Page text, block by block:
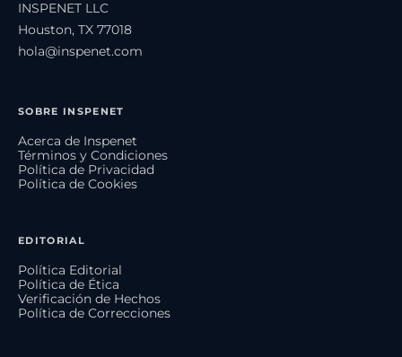
INSPENET LLC
Houston, TX 77018
hola@inspenet.com
SOBRE INSPENET
Acerca de Inspenet
Términos y Condiciones
Política de Privacidad
Política de Cookies
EDITORIAL
Política Editorial
Política de Ética
Verificación de Hechos
Política de Correcciones